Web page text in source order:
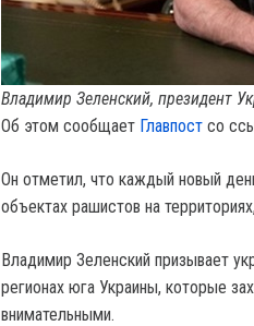
Владимир Зеленский, президент
Об этом сообщает Главпост со
Он отметил, что каждый новый
объектах рашистов на
Владимир Зеленский призывает
регионах юга Украины, которые
внимательными.